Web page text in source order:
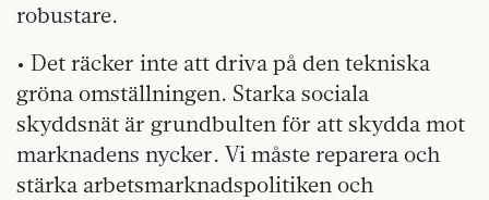
robustare.
• Det räcker inte att driva på den tekniska
gröna omställningen. Starka sociala
skyddsnät är grundbulten för att skydda mot
marknadens nycker. Vi måste reparera och
stärka arbetsmarknadspolitiken och